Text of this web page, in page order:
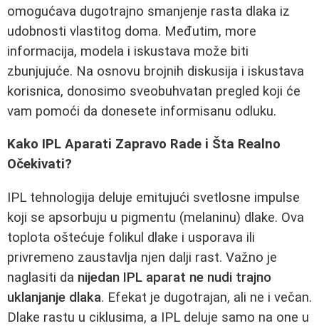
omogućava dugotrajno smanjenje rasta dlaka iz
udobnosti vlastitog doma. Međutim, more
informacija, modela i iskustava može biti
zbunjujuće. Na osnovu brojnih diskusija i iskustava
korisnica, donosimo sveobuhvatan pregled koji će
vam pomoći da donesete informisanu odluku.
Kako IPL Aparati Zapravo Rade i Šta Realno
Očekivati?
IPL tehnologija deluje emitujući svetlosne impulse
koji se apsorbuju u pigmentu (melaninu) dlake. Ova
toplota oštećuje folikul dlake i usporava ili
privremeno zaustavlja njen dalji rast. Važno je
naglasiti da nijedan IPL aparat ne nudi trajno
uklanjanje dlaka. Efekat je dugotrajan, ali ne i večan.
Dlake rastu u ciklusima, a IPL deluje samo na one u